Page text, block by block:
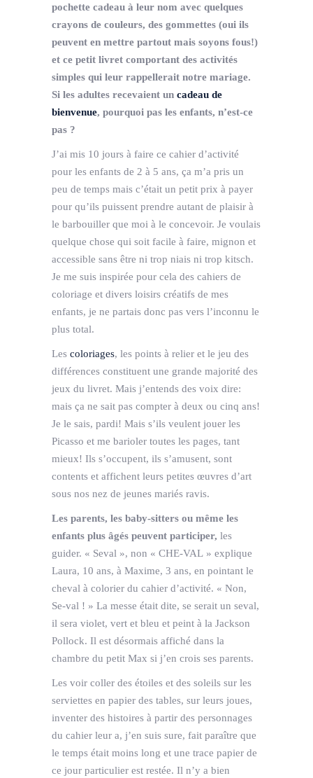
pochette cadeau à leur nom avec quelques
crayons de couleurs, des gommettes (oui ils
peuvent en mettre partout mais soyons fous!)
et ce petit livret comportant des activités
simples qui leur rappellerait notre mariage.
Si les adultes recevaient un cadeau de
bienvenue, pourquoi pas les enfants, n’est-ce
pas ?
J’ai mis 10 jours à faire ce cahier d’activité
pour les enfants de 2 à 5 ans, ça m’a pris un
peu de temps mais c’était un petit prix à payer
pour qu’ils puissent prendre autant de plaisir à
le barbouiller que moi à le concevoir. Je voulais
quelque chose qui soit facile à faire, mignon et
accessible sans être ni trop niais ni trop kitsch.
Je me suis inspirée pour cela des cahiers de
coloriage et divers loisirs créatifs de mes
enfants, je ne partais donc pas vers l’inconnu le
plus total.
Les coloriages, les points à relier et le jeu des
différences constituent une grande majorité des
jeux du livret. Mais j’entends des voix dire:
mais ça ne sait pas compter à deux ou cinq ans!
Je le sais, pardi! Mais s’ils veulent jouer les
Picasso et me barioler toutes les pages, tant
mieux! Ils s’occupent, ils s’amusent, sont
contents et affichent leurs petites œuvres d’art
sous nos nez de jeunes mariés ravis.
Les parents, les baby-sitters ou même les
enfants plus âgés peuvent participer, les
guider. « Seval », non « CHE-VAL » explique
Laura, 10 ans, à Maxime, 3 ans, en pointant le
cheval à colorier du cahier d’activité. « Non,
Se-val ! » La messe était dite, se serait un seval,
il sera violet, vert et bleu et peint à la Jackson
Pollock. Il est désormais affiché dans la
chambre du petit Max si j’en crois ses parents.
Les voir coller des étoiles et des soleils sur les
serviettes en papier des tables, sur leurs joues,
inventer des histoires à partir des personnages
du cahier leur a, j’en suis sure, fait paraître que
le temps était moins long et une trace papier de
ce jour particulier est restée. Il n’y a bien